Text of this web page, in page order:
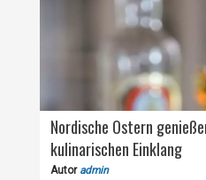
Nordische Ostern
kulinarischen Einklang
Autor admin